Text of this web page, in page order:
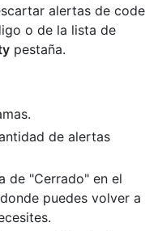
alertas de code
o de la lista de
pestaña.
de alertas
de "Cerrado" en el
puedes volver a